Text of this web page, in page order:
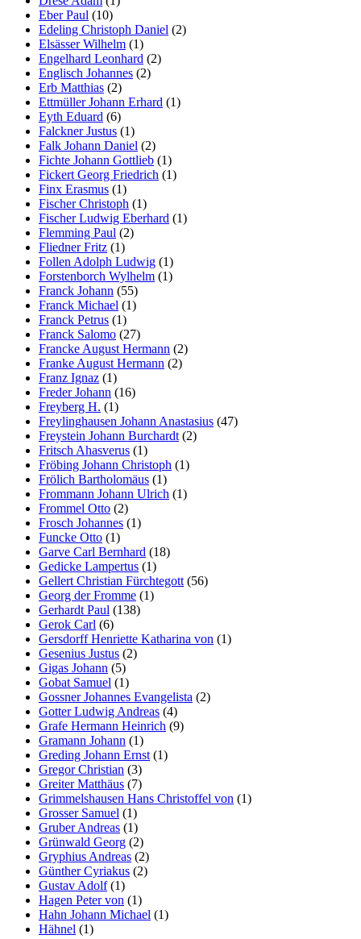
Eber Paul (10)
Edeling Christoph Daniel (2)
Elsässer Wilhelm (1)
Engelhard Leonhard (2)
Englisch Johannes (2)
Erb Matthias (2)
Ettmüller Johann Erhard (1)
Eyth Eduard (6)
Falckner Justus (1)
Falk Johann Daniel (2)
Fichte Johann Gottlieb (1)
Fickert Georg Friedrich (1)
Finx Erasmus (1)
Fischer Christoph (1)
Fischer Ludwig Eberhard (1)
Flemming Paul (2)
Fliedner Fritz (1)
Follen Adolph Ludwig (1)
Forstenborch Wylhelm (1)
Franck Johann (55)
Franck Michael (1)
Franck Petrus (1)
Franck Salomo (27)
Francke August Hermann (2)
Franke August Hermann (2)
Franz Ignaz (1)
Freder Johann (16)
Freyberg H. (1)
Freylinghausen Johann Anastasius (47)
Freystein Johann Burchardt (2)
Fritsch Ahasverus (1)
Fröbing Johann Christoph (1)
Frölich Bartholomäus (1)
Frommann Johann Ulrich (1)
Frommel Otto (2)
Frosch Johannes (1)
Funcke Otto (1)
Garve Carl Bernhard (18)
Gedicke Lampertus (1)
Gellert Christian Fürchtegott (56)
Georg der Fromme (1)
Gerhardt Paul (138)
Gerok Carl (6)
Gersdorff Henriette Katharina von (1)
Gesenius Justus (2)
Gigas Johann (5)
Gobat Samuel (1)
Gossner Johannes Evangelista (2)
Gotter Ludwig Andreas (4)
Grafe Hermann Heinrich (9)
Gramann Johann (1)
Greding Johann Ernst (1)
Gregor Christian (3)
Greiter Matthäus (7)
Grimmelshausen Hans Christoffel von (1)
Grosser Samuel (1)
Gruber Andreas (1)
Grünwald Georg (2)
Gryphius Andreas (2)
Günther Cyriakus (2)
Gustav Adolf(1)
Hagen Peter von (1)
Hahn Johann Michael (1)
Hähnel (1)